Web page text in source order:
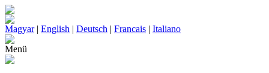
Magyar| English | Deutsch | Francais | Italiano
Menü